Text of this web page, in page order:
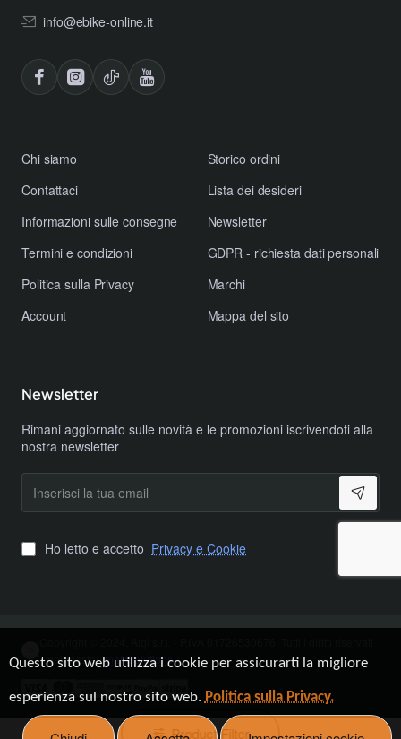
info@ebike-online.it
Chi siamo
Contattaci
Informazioni sulle consegne
Termini e condizioni
Politica sulla Privacy
Account
Storico ordini
Lista dei desideri
Newsletter
GDPR - richiesta dati personali
Marchi
Mappa del sito
Newsletter
Rimani aggiornato sulle novità e le promozioni iscrivendoti alla
nostra newsletter
Inserisci
tua
Ho letto e accetto Privacy e Cookie
- webmaster:mathsolutions
Questo sito web utilizza i cookie per assicurarti la migliore
esperienza sul nostro sito web. Politica sulla Privacy.
Product Filter